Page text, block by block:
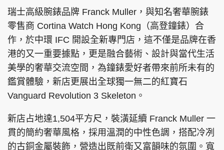
PCM 電腦廣場 星島頭條 星島日報
瑞士高級腕錶品牌 Franck Muller，與知名奢華腕錶
零售商 Cortina Watch Hong Kong（高登鐘錶）合
作，於中環 IFC 開設全新專門店，這不僅是品牌在香
港的又一重要據點，更是融合藝術、設計與當代生活
美學的奢華交流空間，為鐘錶愛好者帶來前所未有的
鑑賞體驗，新店更展出全球獨一無二的紅寶石
Vanguard Revolution 3 Skeleton。
新店占地達1,504平方尺，裝潢延續 Franck Muller 一
貫的簡約奢華風格，採用溫潤的中性色調，搭配冷冽
的古銅金屬裝飾，營造出既前衛又富韻味的氛圍。寬